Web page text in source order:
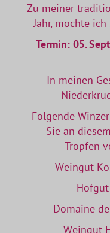
Zu meiner
Jahr, möchte
Termin: 05.
In meinen
Folgende
Sie an
Tropfen
Weingut
Domaine
Weingut